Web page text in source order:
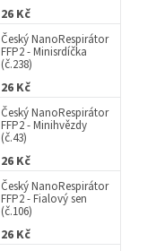
26 Kč
Český NanoRespirátor
FFP2 - Minisrdíčka
(č.238)
26 Kč
Český NanoRespirátor
FFP2 - Minihvězdy
(č.43)
26 Kč
Český NanoRespirátor
FFP2 - Fialový sen
(č.106)
26 Kč